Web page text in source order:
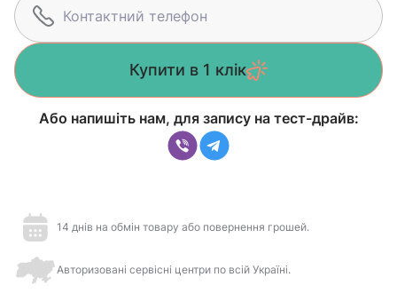
Купити в 1 клік
Або напишіть нам, для запису на тест-драйв:
14 днів на обмін товару або повернення грошей.
Авторизовані сервісні центри по всій Україні.